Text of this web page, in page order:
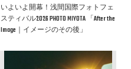
いよいよ開幕！浅間国際フォトフェ
スティバル2026 PHOTO MIYOTA 「After the
Image｜イメージのその後」